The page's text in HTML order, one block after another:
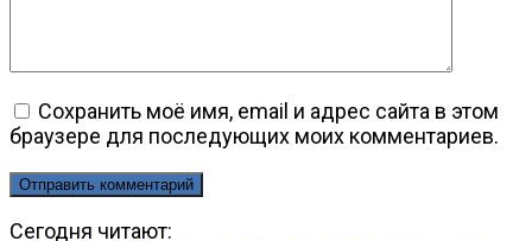
Сохранить моё имя, email и адрес сайта в этом
браузере для последующих моих комментариев.
Сегодня читают: